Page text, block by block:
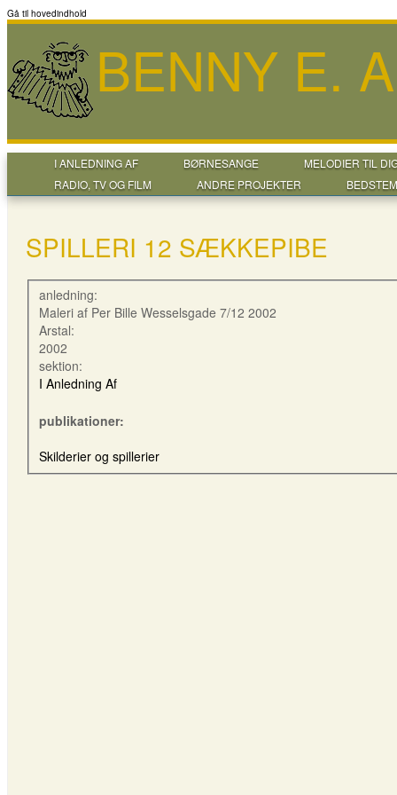
Gå til hovedindhold
BENNY E.
I ANLEDNING AF BØRNESANGE
MELODIER TIL
RADIO, TV OG FILM
ANDRE PROJEKTER
SPILLERI 12 SÆKKEPIBE
anledning:
Maleri af Per Bille Wesselsgade 7/12 2002
Arstal:
2002
sektion:
I Anledning Af
publikationer:
Skilderier og spillerier